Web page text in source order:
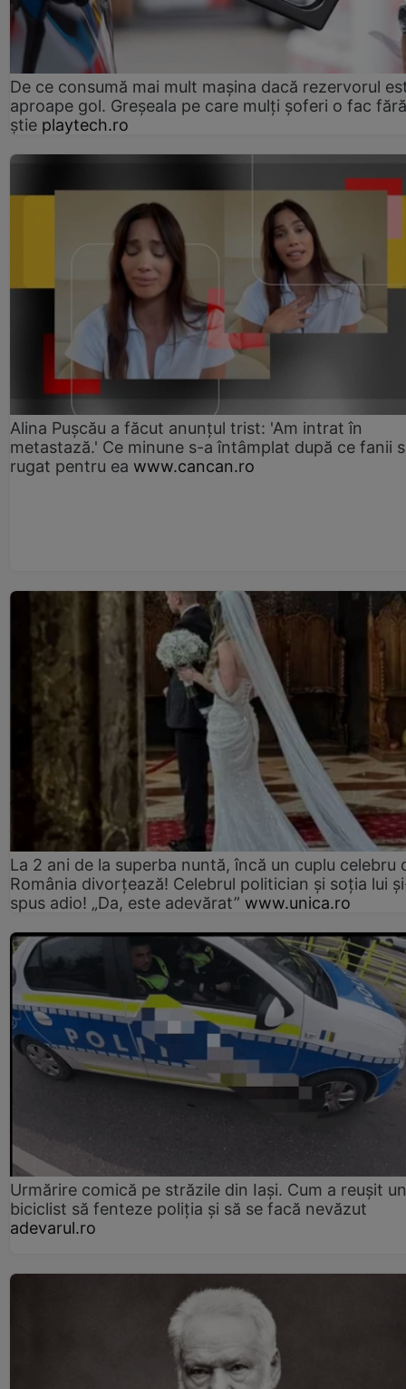
De ce consumă mai mult mașina dacă rezervorul
aproape gol. Greșeala pe care mulți șoferi o fac
știe playtech.ro
Alina Pușcău a făcut anunțul trist: 'Am intrat în
metastază.' Ce minune s-a întâmplat după ce fanii
rugat pentru ea www.cancan.ro
La 2 ani de la superba nuntă, încă un cuplu celebru
România divorțează! Celebrul politician și soția lui
spus adio! „Da, este adevărat” www.unica.ro
Urmărire comică pe străzile din Iași. Cum a reușit un
biciclist să fenteze poliția și să se facă nevăzut
adevarul.ro